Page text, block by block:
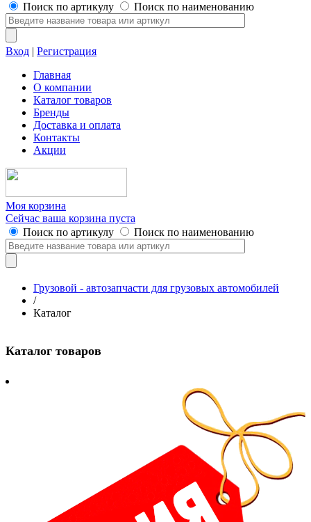
Поиск по артикулу Поиск по наименованию
Вход | Регистрация
Главная
О компании
Каталог товаров
Бренды
Доставка и оплата
Контакты
Акции
Моя корзина
Сейчас ваша корзина пуста
Поиск по артикулу
Поиск по наименованию
Грузовой - автозапчасти для грузовых автомобилей
/
Каталог
Каталог товаров